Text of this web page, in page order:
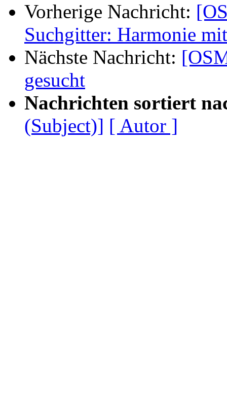
Vorherige Nachricht:
Suchgitter: Harmonie
Nächste Nachricht:
gesucht
Nachrichten sortiert
(Subject)] [ Autor ]